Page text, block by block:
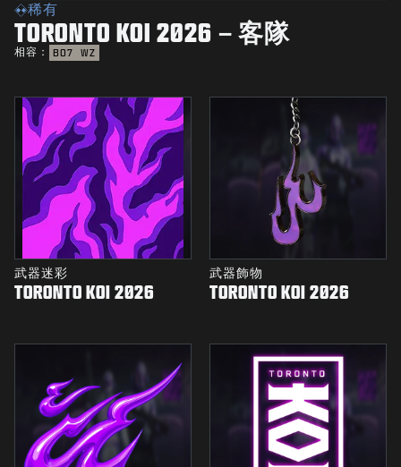
稀有
TORONTO KOI 2026－客隊
相容： BO7 WZ
武器迷彩
TORONTO KOI 2026
武器飾物
TORONTO KOI 2026